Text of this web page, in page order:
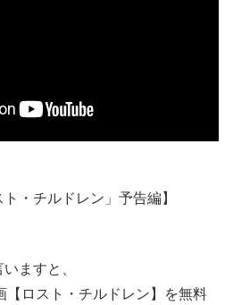
・チルドレン」予告編】
ますと、
【ロスト・チルドレン】を無料